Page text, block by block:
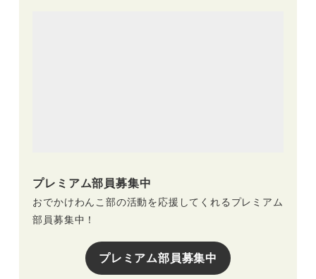
プレミアム部員募集中
おでかけわんこ部の活動を応援してくれるプレミアム
部員募集中！
プレミアム部員募集中